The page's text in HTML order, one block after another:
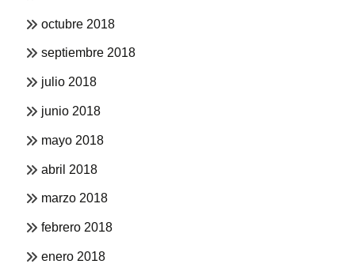
octubre 2018
septiembre 2018
julio 2018
junio 2018
mayo 2018
abril 2018
marzo 2018
febrero 2018
enero 2018